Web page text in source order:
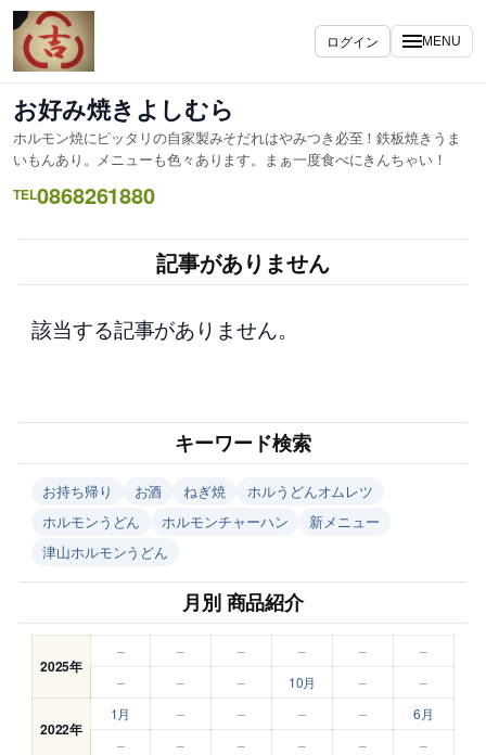
内
容
を
キ
ッ
プ
ログイン MENU
お好み焼きよしむら
ホルモン焼にピッタリの自家製みそだれはやみつき必至！鉄板焼きうま
いもんあり。メニューも色々あります。まぁ一度食べにきんちゃい！
TEL0868261880
記事がありません
該当する記事がありません。
キーワード検索
お持ち帰り お酒 ねぎ焼
ホルうどんオムレツ
ホルモンうどん
ホルモンチャーハン
新メニュー
津山ホルモンうどん
月別 商品紹介
2025年
– – – – –
–
–
– – 10月 – –
2022年
1月 – – – –
6月
–
– – – – –